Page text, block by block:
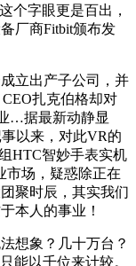
个字眼更是百出，
厂商Fitbit颁布发
立出产子公司，并
扎克伯格却对
…据最新动静显
以来，对此VR的
HTC智妙手表实机
市场，疑惑除正在
聚时辰，其实我们
本人的事业！
想象？几十万台？
能以千位来计较。